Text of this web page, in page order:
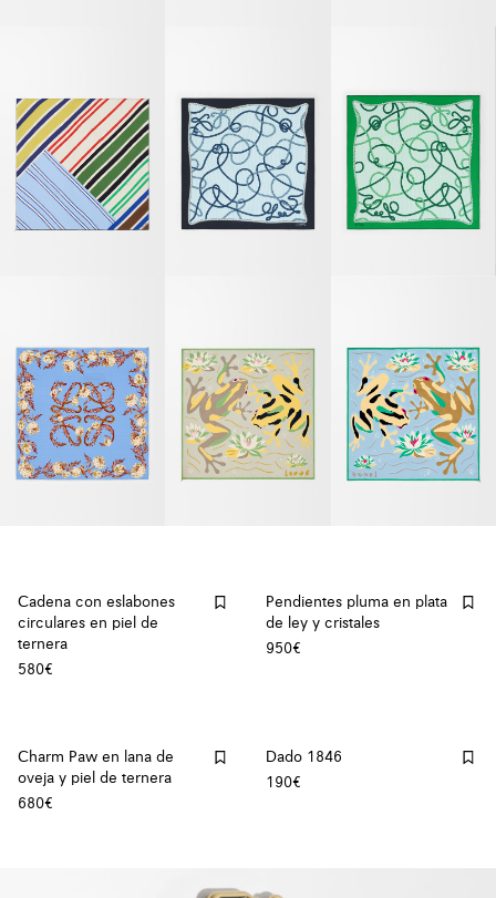
Cadena con eslabones
circulares en piel de
ternera
580€
Pendientes pluma en plata
de ley y cristales
950€
Charm Paw en lana de
oveja y piel de ternera
680€
Dado 1846
190€